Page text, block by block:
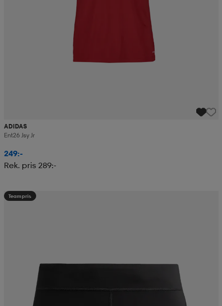
ADIDAS
Ent26 Jsy Jr
249:-
Rek. pris 289:-
Teampris